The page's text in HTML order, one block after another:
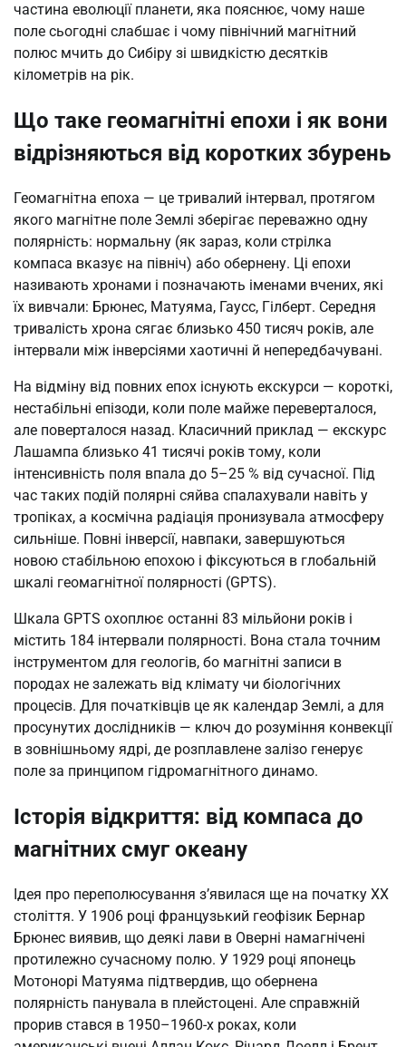
частина еволюції планети, яка пояснює, чому наше
поле сьогодні слабшає і чому північний магнітний
полюс мчить до Сибіру зі швидкістю десятків
кілометрів на рік.
Що таке геомагнітні епохи і як вони
відрізняються від коротких збурень
Геомагнітна епоха — це тривалий інтервал, протягом
якого магнітне поле Землі зберігає переважно одну
полярність: нормальну (як зараз, коли стрілка
компаса вказує на північ) або обернену. Ці епохи
називають хронами і позначають іменами вчених, які
їх вивчали: Брюнес, Матуяма, Гаусс, Гілберт. Середня
тривалість хрона сягає близько 450 тисяч років, але
інтервали між інверсіями хаотичні й непередбачувані.
На відміну від повних епох існують екскурси — короткі,
нестабільні епізоди, коли поле майже переверталося,
але поверталося назад. Класичний приклад — екскурс
Лашампа близько 41 тисячі років тому, коли
інтенсивність поля впала до 5–25 % від сучасної. Під
час таких подій полярні сяйва спалахували навіть у
тропіках, а космічна радіація пронизувала атмосферу
сильніше. Повні інверсії, навпаки, завершуються
новою стабільною епохою і фіксуються в глобальній
шкалі геомагнітної полярності (GPTS).
Шкала GPTS охоплює останні 83 мільйони років і
містить 184 інтервали полярності. Вона стала точним
інструментом для геологів, бо магнітні записи в
породах не залежать від клімату чи біологічних
процесів. Для початківців це як календар Землі, а для
просунутих дослідників — ключ до розуміння конвекції
в зовнішньому ядрі, де розплавлене залізо генерує
поле за принципом гідромагнітного динамо.
Історія відкриття: від компаса до
магнітних смуг океану
Ідея про переполюсування з’явилася ще на початку XX
століття. У 1906 році французький геофізик Бернар
Брюнес виявив, що деякі лави в Оверні намагнічені
протилежно сучасному полю. У 1929 році японець
Мотонорі Матуяма підтвердив, що обернена
полярність панувала в плейстоцені. Але справжній
прорив стався в 1950–1960-х роках, коли